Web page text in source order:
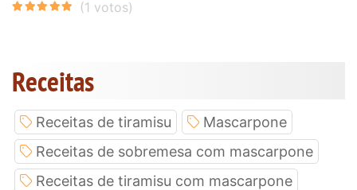
Receitas
Receitas de tiramisu
Mascarpone
Receitas de sobremesa com mascarpone
Receitas de tiramisu com mascarpone